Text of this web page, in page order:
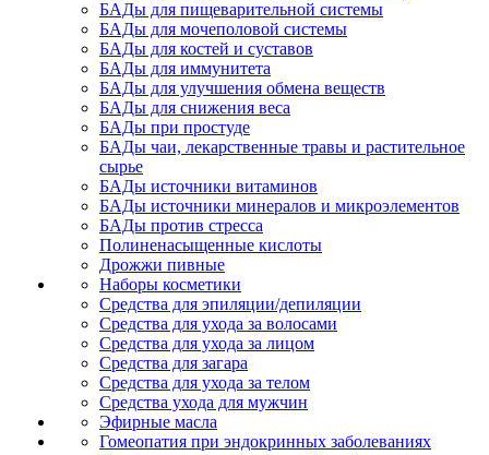
БАДы для пищеварительной системы
БАДы для мочеполовой системы
БАДы для костей и суставов
БАДы для иммунитета
БАДы для улучшения обмена веществ
БАДы для снижения веса
БАДы при простуде
БАДы чаи, лекарственные травы и растительное
сырье
БАДы источники витаминов
БАДы источники минералов и микроэлементов
БАДы против стресса
Полиненасыщенные кислоты
Дрожжи пивные
Наборы косметики
Средства для эпиляции/депиляции
Средства для ухода за волосами
Средства для ухода за лицом
Средства для загара
Средства для ухода за телом
Средства ухода для мужчин
Эфирные масла
Гомеопатия при эндокринных заболеваниях